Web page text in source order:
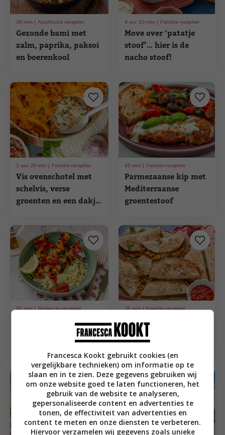
Gezonde bami met
zalm, paprika, paksoi
en boerenkool
30 min Aziatische recepten
Move over ‘patatje
stoof’… hier is de
nacho stoof!
4 uur 20 min Familie recepten
Vis ovenschotel met
schelvis, verse
groenten en een dakje
1 uur 20 min Familie recepten
Parmezaanse kip met
Mediterraanse
groentestoof
45 min Familie recepten
harissa, abrikoos en
55 min Barbecue recepten
traybake waar de
kids dol op zijn
35 min Familie recepten
Francesca Kookt gebruikt cookies (en
vergelijkbare technieken) om informatie op te
slaan en in te zien. Deze gegevens gebruiken wij
om onze website goed te laten functioneren, het
gebruik van de website te analyseren,
gepersonaliseerde content en advertenties te
tonen, de effectiviteit van advertenties en
content te meten en onze diensten te verbeteren.
Hiervoor verzamelen wij gegevens zoals unieke